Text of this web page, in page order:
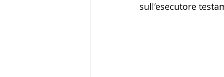
sull’esecutore